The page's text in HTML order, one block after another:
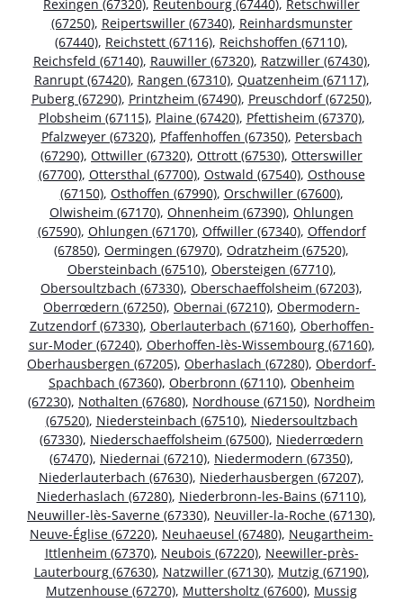
Rexingen (67320), Reutenbourg (67440), Retschwiller
(67250), Reipertswiller (67340), Reinhardsmunster
(67440), Reichstett (67116), Reichshoffen (67110),
Reichsfeld (67140), Rauwiller (67320), Ratzwiller (67430),
Ranrupt (67420), Rangen (67310), Quatzenheim (67117),
Puberg (67290), Printzheim (67490), Preuschdorf (67250),
Plobsheim (67115), Plaine (67420), Pfettisheim (67370),
Pfalzweyer (67320), Pfaffenhoffen (67350), Petersbach
(67290), Ottwiller (67320), Ottrott (67530), Otterswiller
(67700), Ottersthal (67700), Ostwald (67540), Osthouse
(67150), Osthoffen (67990), Orschwiller (67600),
Olwisheim (67170), Ohnenheim (67390), Ohlungen
(67590), Ohlungen (67170), Offwiller (67340), Offendorf
(67850), Oermingen (67970), Odratzheim (67520),
Obersteinbach (67510), Obersteigen (67710),
Obersoultzbach (67330), Oberschaeffolsheim (67203),
Oberrœdern (67250), Obernai (67210), Obermodern-
Zutzendorf (67330), Oberlauterbach (67160), Oberhoffen-
sur-Moder (67240), Oberhoffen-lès-Wissembourg (67160),
Oberhausbergen (67205), Oberhaslach (67280), Oberdorf-
Spachbach (67360), Oberbronn (67110), Obenheim
(67230), Nothalten (67680), Nordhouse (67150), Nordheim
(67520), Niedersteinbach (67510), Niedersoultzbach
(67330), Niederschaeffolsheim (67500), Niederrœdern
(67470), Niedernai (67210), Niedermodern (67350),
Niederlauterbach (67630), Niederhausbergen (67207),
Niederhaslach (67280), Niederbronn-les-Bains (67110),
Neuwiller-lès-Saverne (67330), Neuviller-la-Roche (67130),
Neuve-Église (67220), Neuhaeusel (67480), Neugartheim-
Ittlenheim (67370), Neubois (67220), Neewiller-près-
Lauterbourg (67630), Natzwiller (67130), Mutzig (67190),
Mutzenhouse (67270), Muttersholtz (67600), Mussig